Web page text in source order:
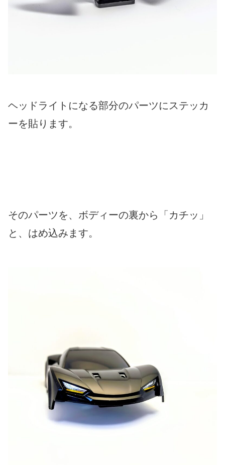
ヘッドライトになる部分のパーツにステッカ
ーを貼ります。
そのパーツを、ボディーの裏から「カチッ」
と、はめ込みます。